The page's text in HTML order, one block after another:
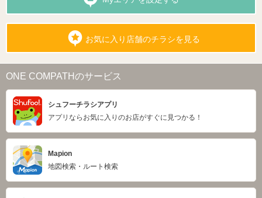
お気に入り店舗のチラシを見る
ONE COMPATHのサービス
シュフーチラシアプリ
アプリならお気に入りのお店がすぐに見つかる！
Mapion
地図検索・ルート検索